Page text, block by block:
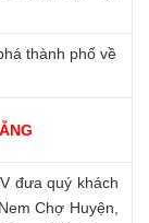
thành phố về
đưa quý khách
Chợ Huyện,